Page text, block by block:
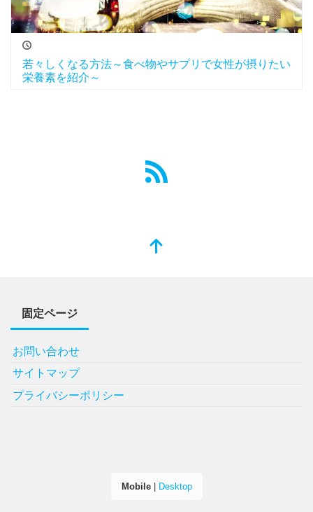
若々しくなる方法～食べ物やサプリで女性が摂りたい
栄養素を紹介～
固定ページ
お問い合わせ
サイトマップ
プライバシーポリシー
Mobile| Desktop